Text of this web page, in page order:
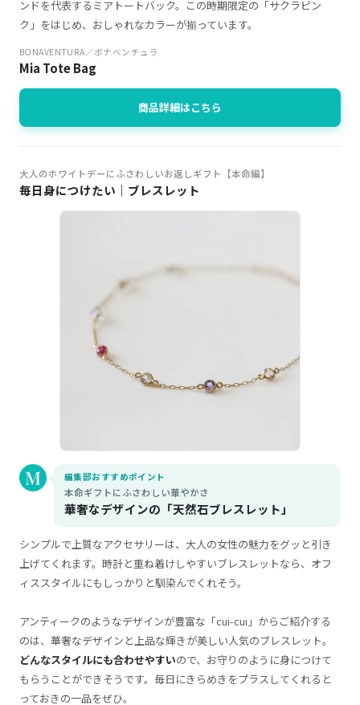
ンドを代表するミアトートバック。この時期限定の「サクラピン
ク」をはじめ、おしゃれなカラーが揃っています。
BONAVENTURA／ボナベンチュラ
Mia Tote Bag
商品詳細はこちら
大人のホワイトデーにふさわしいお返しギフト【本命編】
毎日身につけたい｜ブレスレット
編集部おすすめポイント
本命ギフトにふさわしい華やかさ
華奢なデザインの「天然石ブレスレット」
シンプルで上質なアクセサリーは、大人の女性の魅力をグッと引き
上げてくれます。時計と重ね着けしやすいブレスレットなら、オフ
ィススタイルにもしっかりと馴染んでくれそう。
アンティークのようなデザインが豊富な「cui-cui」からご紹介する
のは、華奢なデザインと上品な輝きが美しい人気のブレスレット。
どんなスタイルにも合わせやすいので、お守りのように身につけて
もらうことができそうです。毎日にきらめきをプラスしてくれると
っておきの一品をぜひ。